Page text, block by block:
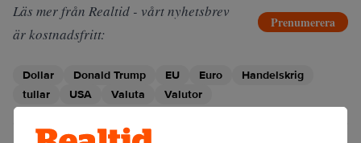
Läs mer från Realtid - vårt nyhetsbrev
är kostnadsfritt:
Prenumerera
Dollar Donald Trump EU Euro
Handelskrig
tullar
USA Valuta Valutor